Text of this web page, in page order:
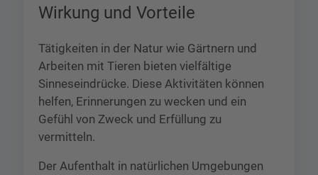
Wirkung und Vorteile
Tätigkeiten in der Natur wie Gärtnern und
Arbeiten mit Tieren bieten vielfältige
Sinneseindrücke. Diese Aktivitäten können
helfen, Erinnerungen zu wecken und ein
Gefühl von Zweck und Erfüllung zu
vermitteln.
Der Aufenthalt in natürlichen Umgebungen